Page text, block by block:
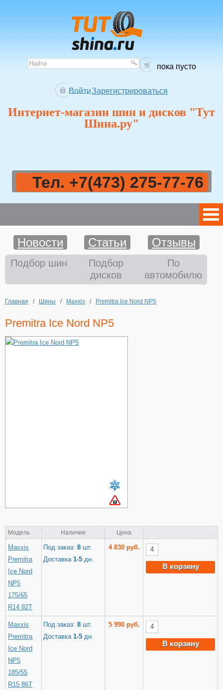
пока пусто
Зарегистрироваться
Войти
Интернет-магазин шин и дисков "Тут
Шина.ру"
Тел. +7(473) 275-77-76
Шины
Диски
Аккумуляторы
Аксессуары
Новости Статьи Отзывы
Подбор шин
Подбор
дисков
По
автомобилю
Главная / Шины / Maxxis / Premitra Ice Nord NP5
Premitra Ice Nord NP5
Модель Наличие Цена
Maxxis
Premitra
Ice Nord
NP5
175/65
R14 82T
Под заказ: 8 шт.
Доставка 1-5 дн.
4 830 руб.
В корзину
Maxxis
Premitra
Ice Nord
NP5
185/55
R15 86T
Под заказ: 8 шт.
Доставка 1-5 дн.
5 990 руб.
В корзину